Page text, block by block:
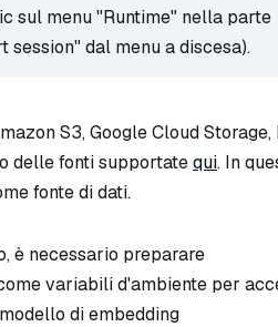
sul menu "Runtime" nella parte
dal menu a discesa).
S3, Google Cloud Storage,
delle fonti supportatequi. In
fonte di dati.
è necessario preparare
variabili d'ambiente per
di embedding